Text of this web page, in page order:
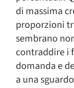
di massima
proporzioni
sembrano
contraddire i
domanda e
a una